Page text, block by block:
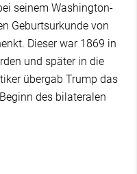
seinem Washington-
Geburtsurkunde von
Dieser war 1869 in
und später in die
übergab Trump das
des bilateralen